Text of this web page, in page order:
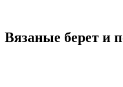
Вязаные берет и